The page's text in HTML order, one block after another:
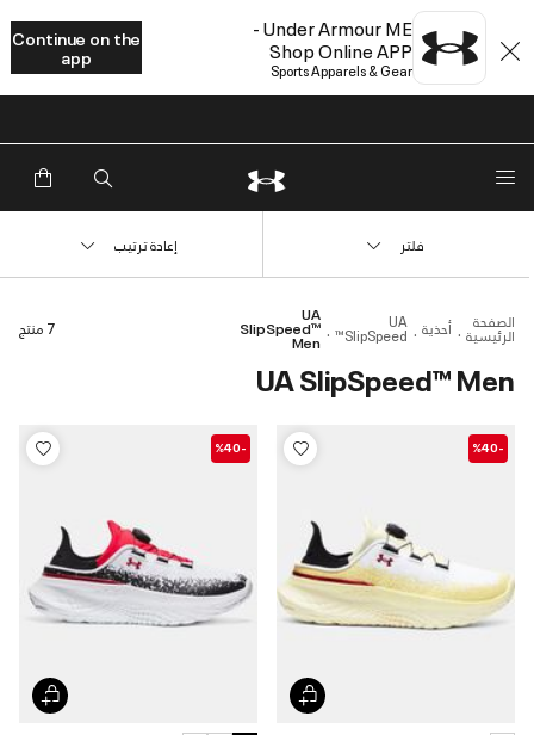
Under Armour ME -
Shop Online APP
Sports Apparels & Gear
Continue on the
app
الصفحة
الرئيسية أحذية UA
SlipSpeed™
UA
SlipSpeed™
Men
UA SlipSpeed™ Men
7 منتج
فلتر إعادة ترتيب
-%40
-%40